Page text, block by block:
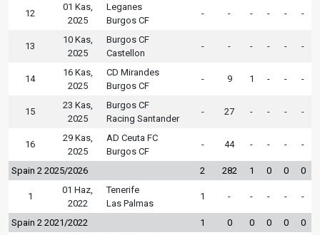
12
01 Kas,
2025
Leganes
Burgos CF
- - - - - -
13
10 Kas,
2025
Burgos CF
Castellon
- - - - - -
14
16 Kas,
2025
CD Mirandes
Burgos CF
- 9 1 - - -
15
23 Kas,
2025
Burgos CF
Racing Santander
- 27 - - - -
16
29 Kas,
2025
AD Ceuta FC
Burgos CF
- 44 - - - -
Spain 2 2025/2026 2 282 1 0 0 0
1
01 Haz,
2022
Tenerife
Las Palmas
1 - - - - -
Spain 2 2021/2022 1 0 0 0 0 0